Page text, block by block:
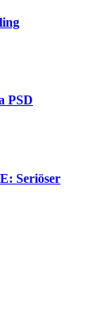
PSD
Seriöser